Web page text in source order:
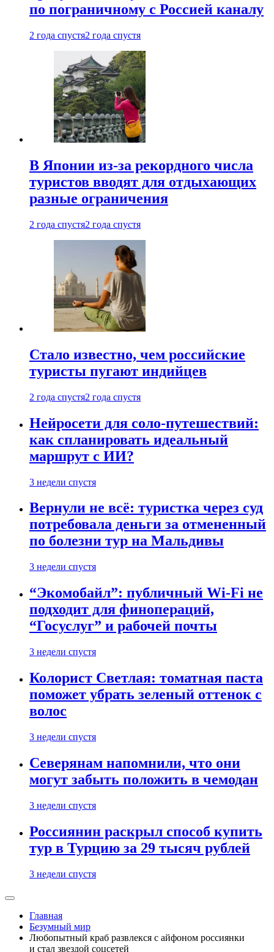
по пограничному с Россией каналу
2 года спустя2 года спустя
В Японии из-за рекордного числа
туристов вводят для отдыхающих
разные ограничения
2 года спустя2 года спустя
Стало известно, чем российские
туристы пугают индийцев
2 года спустя2 года спустя
Нейросети для соло-путешествий:
как спланировать идеальный
маршрут с ИИ?
3 недели спустя
Вернули не всё: туристка через суд
потребовала деньги за отмененный
по болезни тур на Мальдивы
3 недели спустя
“Экомобайл”: публичный Wi-Fi не
подходит для финопераций,
“Госуслуг” и рабочей почты
3 недели спустя
Колорист Светлая: томатная паста
поможет убрать зеленый оттенок с
волос
3 недели спустя
Северянам напомнили, что они
могут забыть положить в чемодан
3 недели спустя
Россиянин раскрыл способ купить
тур в Турцию за 29 тысяч рублей
3 недели спустя
Главная
Безумный мир
Любопытный краб развлекся с айфоном россиянки
и стал звездой соцсетей